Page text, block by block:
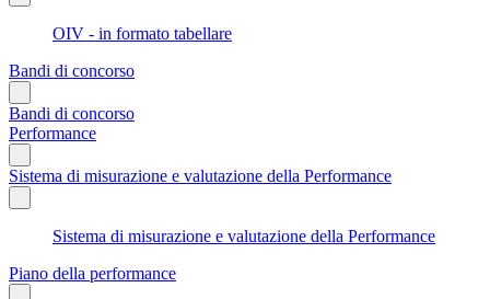
OIV - in formato tabellare
Bandi di concorso
Bandi di concorso
Performance
Sistema di misurazione e valutazione della Performance
Sistema di misurazione e valutazione della Performance
Piano della performance